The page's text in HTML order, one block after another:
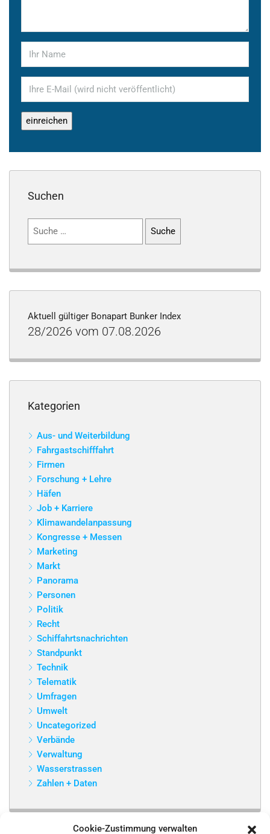
Cookie-Zustimmung verwalten
Suchen
Suchen
Aktuell gültiger Bonapart Bunker Index
28/2026 vom 07.08.2026
Kategorien
Aus- und Weiterbildung
Fahrgastschifffahrt
Firmen
Forschung + Lehre
Häfen
Job + Karriere
Klimawandelanpassung
Kongresse + Messen
Marketing
Markt
Panorama
Personen
Politik
Recht
Schiffahrtsnachrichten
Standpunkt
Technik
Telematik
Umfragen
Umwelt
Uncategorized
Verbände
Verwaltung
Wasserstrassen
Zahlen + Daten